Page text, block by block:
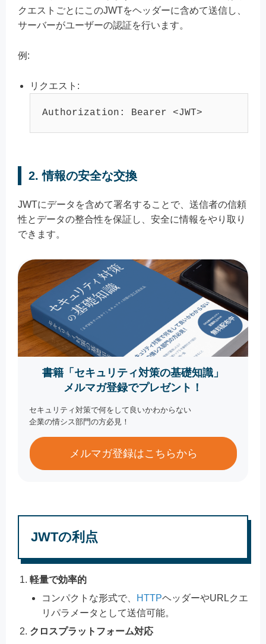
クエストごとにこのJWTをヘッダーに含めて送信し、
サーバーがユーザーの認証を行います。
例:
リクエスト:
2.情報の安全な交換
JWTにデータを含めて署名することで、送信者の信頼
性とデータの整合性を保証し、安全に情報をやり取り
できます。
書籍「セキュリティ対策の基礎知識」
メルマガ登録でプレゼント！
セキュリティ対策で何をして良いかわからない
企業の情シス部門の方必見！
メルマガ登録はこちらから
JWTの利点
軽量で効率的
コンパクトな形式で、
HTTPヘッダーやURLクエ
リパラメータとして送信可能。
クロスプラットフォーム対応